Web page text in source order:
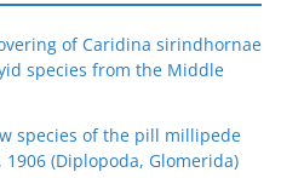
of Caridina sirindhornae
species from the Middle
species of the pill millipede
(Diplopoda, Glomerida)